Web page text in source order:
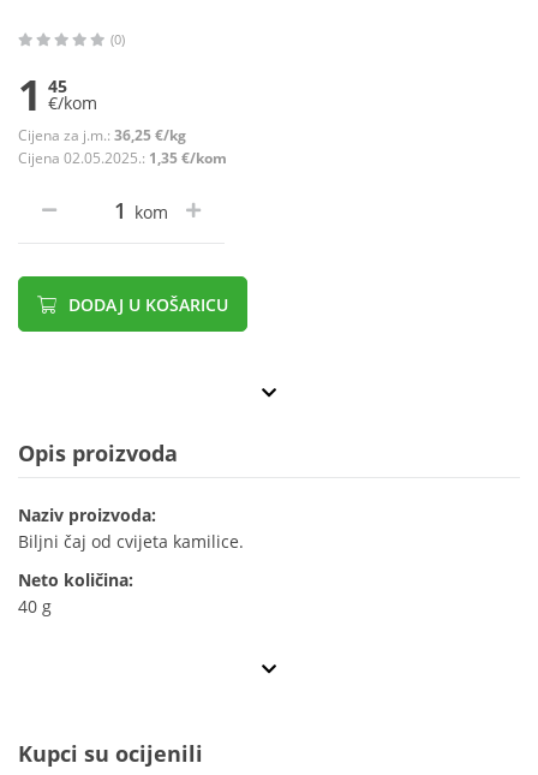
(0)
1 45
€/kom
Cijena za j.m.: 36,25 €/kg
Cijena 02.05.2025.: 1,35 €/kom
kom
DODAJ U KOŠARICU
Opis proizvoda
Naziv proizvoda:
Biljni čaj od cvijeta kamilice.
Neto količina:
40 g
Kupci su ocijenili